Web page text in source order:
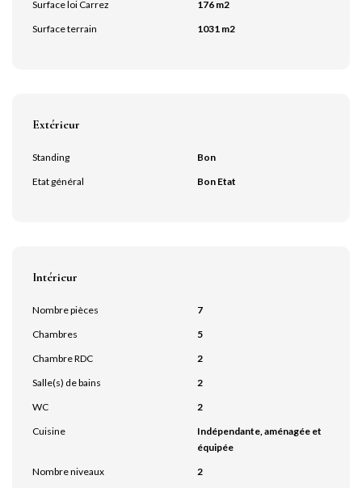
Surface loi Carrez
176 m2
Surface terrain
1031 m2
Extérieur
Standing
Bon
Etat général
Bon Etat
Intérieur
Nombre pièces
7
Chambres
5
Chambre RDC
2
Salle(s) de bains
2
WC
2
Cuisine
Indépendante, aménagée et
équipée
Nombre niveaux
2